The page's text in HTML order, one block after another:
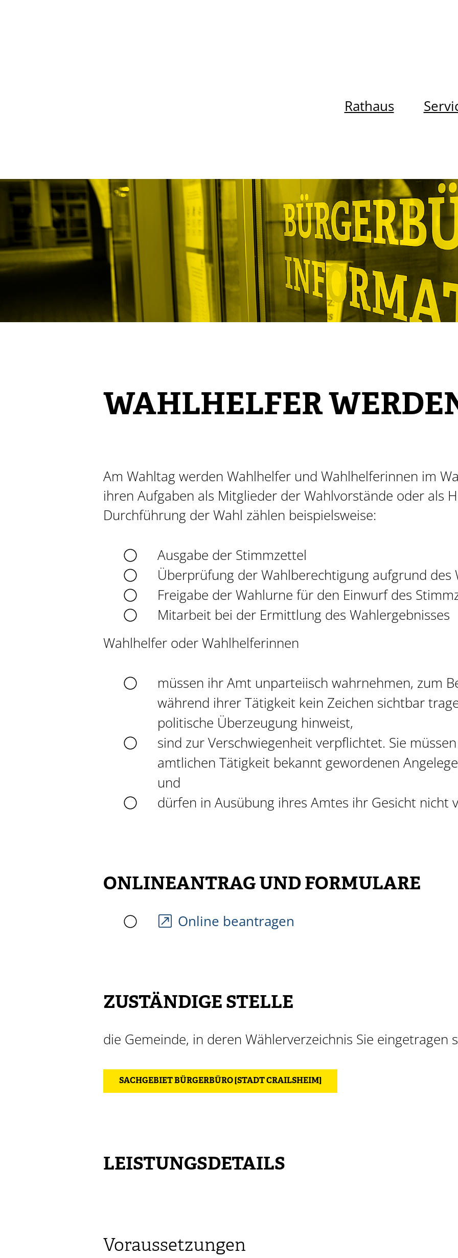
Rathaus
WAHLHELFER
Am Wahltag werden Wahlhelfer und Wahlhelferinnen im
ihren Aufgaben als Mitglieder der Wahlvorstände oder als
Durchführung der Wahl zählen beispielsweise:
Ausgabe der Stimmzettel
Überprüfung der Wahlberechtigung aufgrund des
Freigabe der Wahlurne für den Einwurf des
Mitarbeit bei der Ermittlung des Wahlergebnisses
Wahlhelfer oder Wahlhelferinnen
müssen ihr Amt unparteiisch wahrnehmen, zum
während ihrer Tätigkeit kein Zeichen sichtbar
politische Überzeugung hinweist,
sind zur Verschwiegenheit verpflichtet. Sie
amtlichen Tätigkeit bekannt gewordenen
und
dürfen in Ausübung ihres Amtes ihr Gesicht nicht
ONLINEANTRAG UND FORMULARE
Online beantragen
ZUSTÄNDIGE STELLE
die Gemeinde, in deren Wählerverzeichnis Sie eingetragen
SACHGEBIET BÜRGERBÜRO [STADT CRAILSHEIM]
LEISTUNGSDETAILS
Voraussetzungen